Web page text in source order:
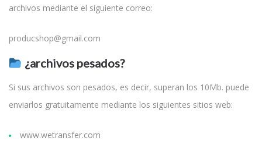
archivos mediante el siguiente correo:
producshop@gmail.com
¿archivos pesados?
Si sus archivos son pesados, es decir, superan los 10Mb. puede
enviarlos gratuitamente mediante los siguientes sitios web:
www.wetransfer.com